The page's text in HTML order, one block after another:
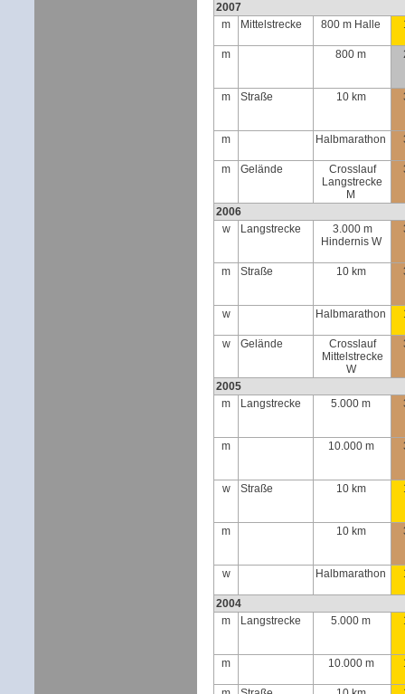
2007
m
Mittelstrecke 800 m Halle
m 800 m
m Straße 10 km
m Halbmarathon
m Gelände
Crosslauf
Langstrecke
M
2006
w
Langstrecke
3.000 m
Hindernis W
m Straße 10 km
w Halbmarathon
w Gelände
Crosslauf
Mittelstrecke
W
2005
m
Langstrecke 5.000 m
m 10.000 m
w Straße 10 km
m 10 km
w Halbmarathon
2004
m
Langstrecke 5.000 m
m 10.000 m